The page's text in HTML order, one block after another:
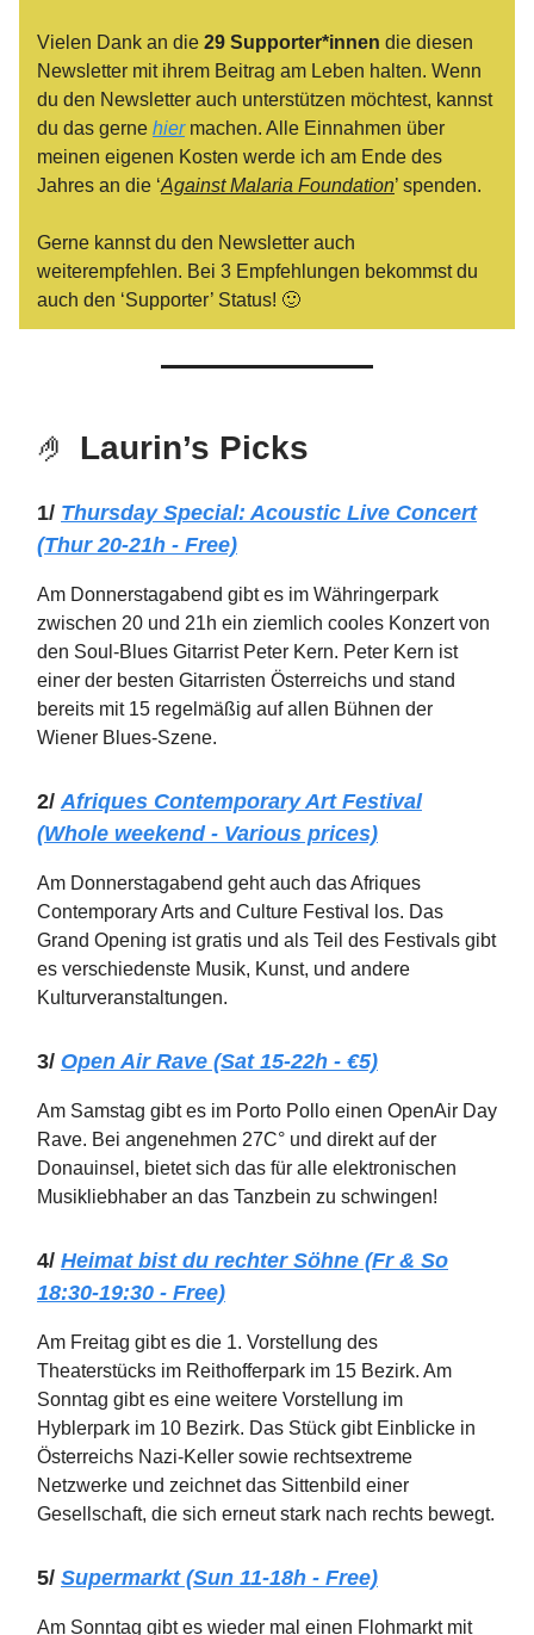
Vielen Dank an die 29 Supporter*innen die diesen
Newsletter mit ihrem Beitrag am Leben halten. Wenn
du den Newsletter auch unterstützen möchtest, kannst
du das gerne hiermachen. Alle Einnahmen über
meinen eigenen Kosten werde ich am Ende des
Jahres an die ‘Against Malaria Foundation’ spenden.
Gerne kannst du den Newsletter auch
weiterempfehlen. Bei 3 Empfehlungen bekommst du
auch den ‘Supporter’ Status! 🙂
🤌 Laurin’s Picks
1/ Thursday Special: Acoustic Live Concert
(Thur 20-21h - Free)
Am Donnerstagabend gibt es im Währingerpark
zwischen 20 und 21h ein ziemlich cooles Konzert von
den Soul-Blues Gitarrist Peter Kern. Peter Kern ist
einer der besten Gitarristen Österreichs und stand
bereits mit 15 regelmäßig auf allen Bühnen der
Wiener Blues-Szene.
2/Afriques Contemporary Art Festival
(Whole weekend - Various prices)
Am Donnerstagabend geht auch das Afriques
Contemporary Arts and Culture Festival los. Das
Grand Opening ist gratis und als Teil des Festivals gibt
es verschiedenste Musik, Kunst, und andere
Kulturveranstaltungen.
3/ Open Air Rave (Sat 15-22h - €5)
Am Samstag gibt es im Porto Pollo einen OpenAir Day
Rave. Bei angenehmen 27C° und direkt auf der
Donauinsel, bietet sich das für alle elektronischen
Musikliebhaber an das Tanzbein zu schwingen!
4/ Heimat bist du rechter Söhne (Fr & So
18:30-19:30 - Free)
Am Freitag gibt es die 1. Vorstellung des
Theaterstücks im Reithofferpark im 15 Bezirk. Am
Sonntag gibt es eine weitere Vorstellung im
Hyblerpark im 10 Bezirk. Das Stück gibt Einblicke in
Österreichs Nazi-Keller sowie rechtsextreme
Netzwerke und zeichnet das Sittenbild einer
Gesellschaft, die sich erneut stark nach rechts bewegt.
5/ Supermarkt (Sun 11-18h - Free)
Am Sonntag gibt es wieder mal einen Flohmarkt mit